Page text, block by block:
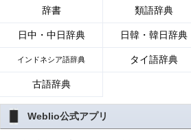
辞書 類語辞典
日中・中日辞典 日韓・韓日辞典
インドネシア語辞典 タイ語辞典
古語辞典
Weblio公式アプリ